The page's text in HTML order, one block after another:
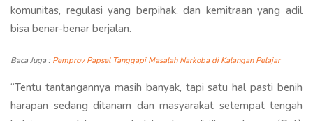
komunitas, regulasi yang berpihak, dan kemitraan yang adil
bisa benar-benar berjalan.
Baca Juga : Pemprov Papsel Tanggapi Masalah Narkoba di Kalangan Pelajar
“Tentu tantangannya masih banyak, tapi satu hal pasti benih
harapan sedang ditanam dan masyarakat setempat tengah